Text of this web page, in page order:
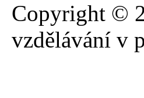
Copyright ©
vzdělávání v